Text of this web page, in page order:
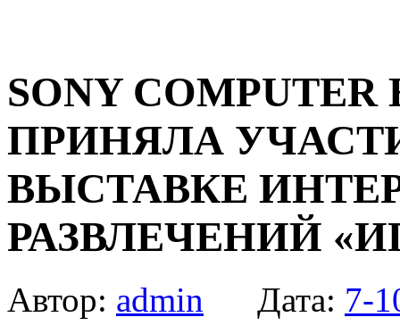
SONY
ПРИНЯЛА
ВЫСТАВКЕ
РАЗВЛЕЧЕНИЙ
Автор: admin Дата: 7-